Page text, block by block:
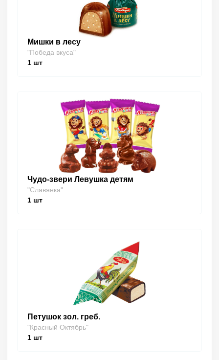
Мишки в лесу
"Победа вкуса"
1 шт
Чудо-звери Левушка детям
"Славянка"
1 шт
Петушок зол. греб.
"Красный Октябрь"
1 шт